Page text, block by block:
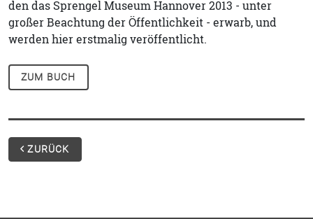
den das Sprengel Museum Hannover 2013 - unter
großer Beachtung der Öffentlichkeit - erwarb, und
werden hier erstmalig veröffentlicht.
ZUM BUCH
ZURÜCK